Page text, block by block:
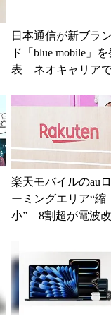
日本通信が新ブラン
ド「blue mobile」を
表 ネオキャリア
楽天モバイルのauロ
ーミングエリア“縮
小” 8割超が電波改
る「つながらない
の声